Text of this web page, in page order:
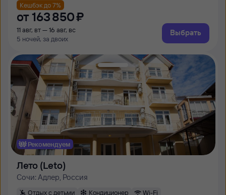
Кешбэк до 7%
от 163 ⁠850 ⁠₽
11 авг, вт — 16 авг, вс
5 ночей, за двоих
Выбрать
Рекомендуем
Лето (Leto)
Сочи: Адлер, Россия
Отдых с детьми Кондиционер
Wi-Fi